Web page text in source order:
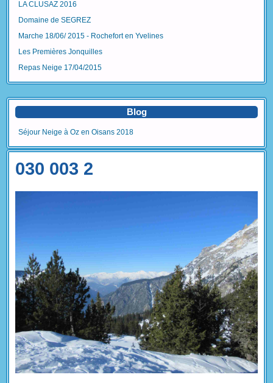
LA CLUSAZ 2016
Domaine de SEGREZ
Marche 18/06/ 2015 - Rochefort en Yvelines
Les Premières Jonquilles
Repas Neige 17/04/2015
Blog
Séjour Neige à Oz en Oisans 2018
030 003 2